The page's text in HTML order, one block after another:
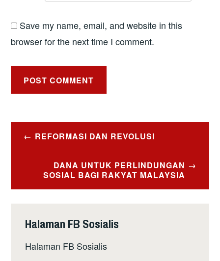
Save my name, email, and website in this
browser for the next time I comment.
PostREFORMASI DAN REVOLUSI
DANA UNTUK PERLINDUNGAN
SOSIAL BAGI RAKYAT MALAYSIA
Halaman FB Sosialis
Halaman FB Sosialis